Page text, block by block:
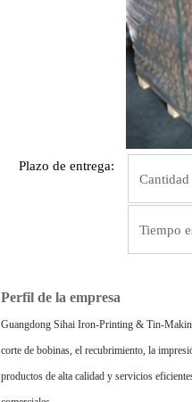
Plazo de entrega:
Tiempo
Perfil de la empresa
Guangdong Sihai Iron-Printing & Tin-
corte de bobinas, el recubrimiento, la
productos de alta calidad y servicios